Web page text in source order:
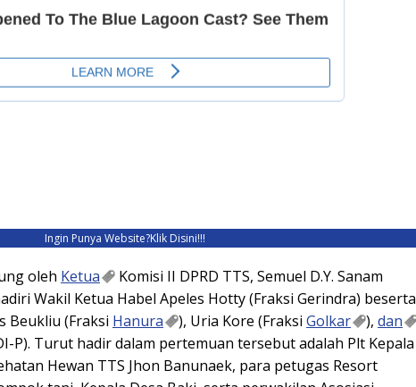
Ingin Punya Website?Klik Disini!!!
oleh Ketua
Komisi II DPRD TTS, Semuel D.Y. Sanam
Wakil Ketua Habel Apeles Hotty (Fraksi Gerindra) beserta
Beukliu (Fraksi Hanura ), Uria Kore (Fraksi Golkar ), dan
P). Turut hadir dalam pertemuan tersebut adalah Plt Kepala
Hewan TTS Jhon Banunaek, para petugas Resort